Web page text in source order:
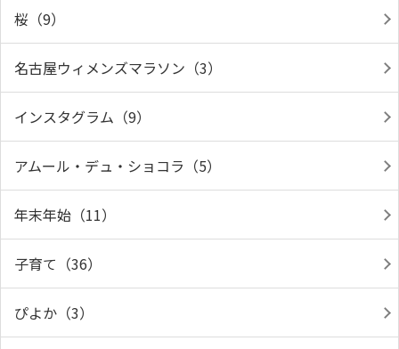
桜（9）
名古屋ウィメンズマラソン（3）
インスタグラム（9）
アムール・デュ・ショコラ（5）
年末年始（11）
子育て（36）
ぴよか（3）